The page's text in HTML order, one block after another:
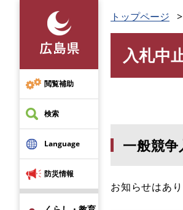
先
頭
で
す
閲覧補助
検索
Language
防災情報
トップページ
入札中
一般競争
お知らせはあり